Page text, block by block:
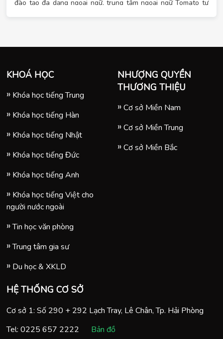
đào tạo đa dạng ngoại ngữ, trung tâm ngoại ngữ Tomato tự
phòng cho mọi trình độ, lịch học linh hoạt. Đặc biệt, khi đăng
Khi đăng ký sớm, đăng ký theo nhóm hay đăng ký nhiều khóa
học liên tiếp, bạn sẽ nhận được nhiều quà tặng may mắn. Xem
lịch học chi tiết ngay!
KHOÁ HỌC
Khóa học tiếng Trung
Khóa học tiếng Hàn
Khóa học tiếng Nhật
Khóa học tiếng Đức
Khóa học tiếng Anh
Khóa học tiếng Việt cho
người nước ngoài
Tin học văn phòng
Trung tâm gia sư
Du học & XKLD
NHƯỢNG QUYỀN
THƯƠNG THIỆU
Cơ sở Miền Nam
Cơ sở Miền Trung
Cơ sở Miền Bắc
HỆ THỐNG CƠ SỞ
Cơ sở 1: Số 290 + 292 Lạch Tray, Lê Chân, Tp. Hải Phòng
Tel: 0225 657 2222
Bản đồ